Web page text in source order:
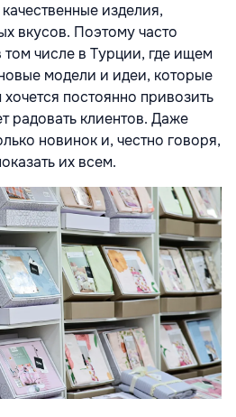
изделия,
вкусов. Поэтому часто
числе в Турции, где ищем
модели и идеи, которые
постоянно привозить
радовать клиентов. Даже
новинок и, честно говоря,
их всем.